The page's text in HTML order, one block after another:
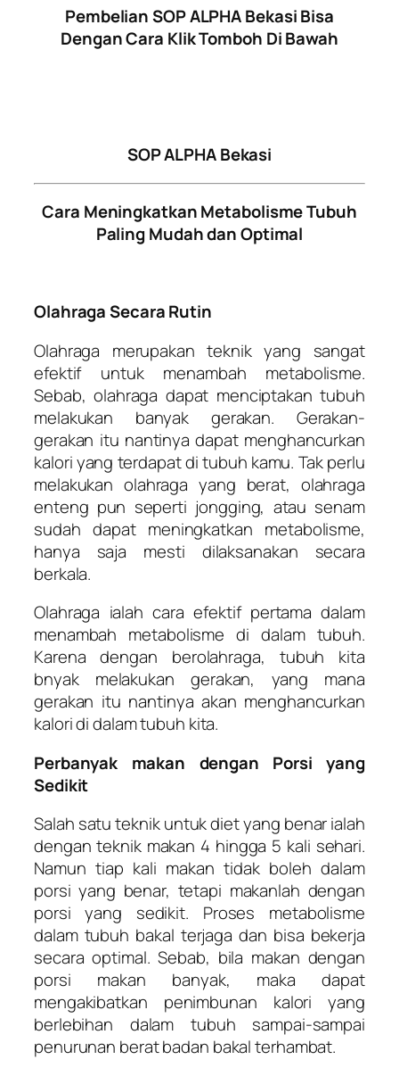
Pembelian SOP ALPHA Bekasi Bisa
Dengan Cara Klik Tomboh Di Bawah
SOP ALPHA Bekasi
Cara Meningkatkan Metabolisme Tubuh
Paling Mudah dan Optimal
Olahraga Secara Rutin
Olahraga merupakan teknik yang sangat
efektif untuk menambah metabolisme.
Sebab, olahraga dapat menciptakan tubuh
melakukan banyak gerakan. Gerakan-
gerakan itu nantinya dapat menghancurkan
kalori yang terdapat di tubuh kamu. Tak perlu
melakukan olahraga yang berat, olahraga
enteng pun seperti jongging, atau senam
sudah dapat meningkatkan metabolisme,
hanya saja mesti dilaksanakan secara
berkala.
Olahraga ialah cara efektif pertama dalam
menambah metabolisme di dalam tubuh.
Karena dengan berolahraga, tubuh kita
bnyak melakukan gerakan, yang mana
gerakan itu nantinya akan menghancurkan
kalori di dalam tubuh kita.
Perbanyak makan dengan Porsi yang
Sedikit
Salah satu teknik untuk diet yang benar ialah
dengan teknik makan 4 hingga 5 kali sehari.
Namun tiap kali makan tidak boleh dalam
porsi yang benar, tetapi makanlah dengan
porsi yang sedikit. Proses metabolisme
dalam tubuh bakal terjaga dan bisa bekerja
secara optimal. Sebab, bila makan dengan
porsi makan banyak, maka dapat
mengakibatkan penimbunan kalori yang
berlebihan dalam tubuh sampai-sampai
penurunan berat badan bakal terhambat.